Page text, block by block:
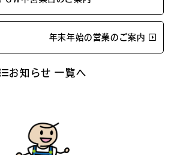
年末年始の営業のご案内
お知らせ 一覧へ